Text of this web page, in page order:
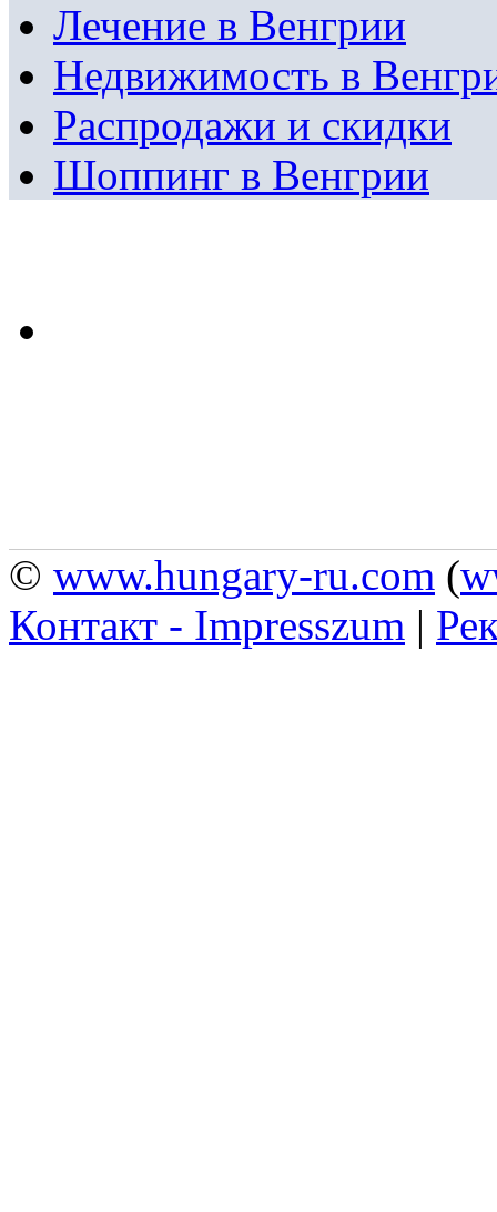
Лечение в Венгрии
Недвижимость в
Распродажи и скидки
Шоппинг в Венгрии
© www.hungary-ru.com (
Контакт - Impresszum |